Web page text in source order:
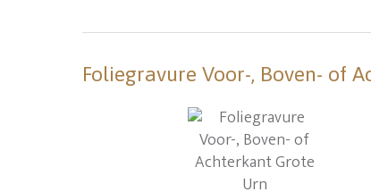
Foliegravure Voor-, Boven- of